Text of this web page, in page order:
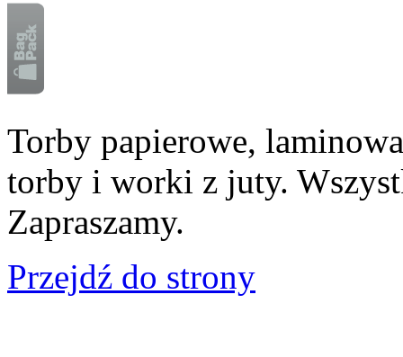
Torby papierowe,
torby i worki z juty.
Zapraszamy.
Przejdź do strony